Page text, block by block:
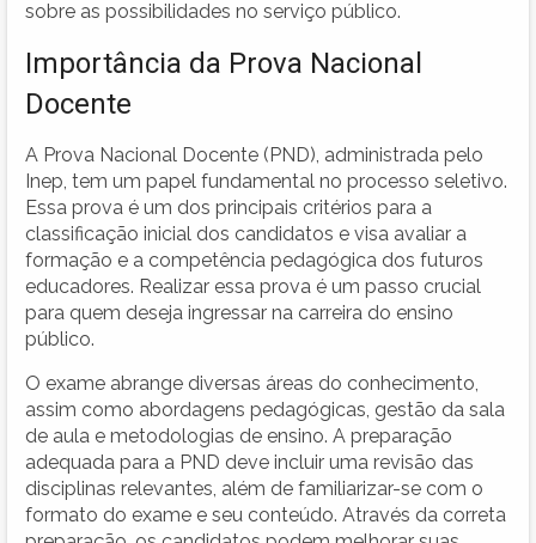
sobre as possibilidades no serviço público.
Importância da Prova Nacional
Docente
A Prova Nacional Docente (PND), administrada pelo
Inep, tem um papel fundamental no processo seletivo.
Essa prova é um dos principais critérios para a
classificação inicial dos candidatos e visa avaliar a
formação e a competência pedagógica dos futuros
educadores. Realizar essa prova é um passo crucial
para quem deseja ingressar na carreira do ensino
público.
O exame abrange diversas áreas do conhecimento,
assim como abordagens pedagógicas, gestão da sala
de aula e metodologias de ensino. A preparação
adequada para a PND deve incluir uma revisão das
disciplinas relevantes, além de familiarizar-se com o
formato do exame e seu conteúdo. Através da correta